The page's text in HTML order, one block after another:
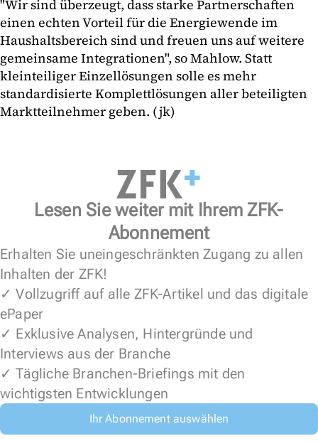
"Wir sind überzeugt, dass starke Partnerschaften
einen echten Vorteil für die Energiewende im
Haushaltsbereich sind und freuen uns auf weitere
gemeinsame Integrationen", so Mahlow. Statt
kleinteiliger Einzellösungen solle es mehr
standardisierte Komplettlösungen aller beteiligten
Marktteilnehmer geben. (jk)
Lesen Sie weiter mit Ihrem ZFK-
Abonnement
Erhalten Sie uneingeschränkten Zugang zu allen
Inhalten der ZFK!
✓ Vollzugriff auf alle ZFK-Artikel und das digitale
ePaper
✓ Exklusive Analysen, Hintergründe und
Interviews aus der Branche
✓ Tägliche Branchen-Briefings mit den
wichtigsten Entwicklungen
Ihr Abonnement auswählen